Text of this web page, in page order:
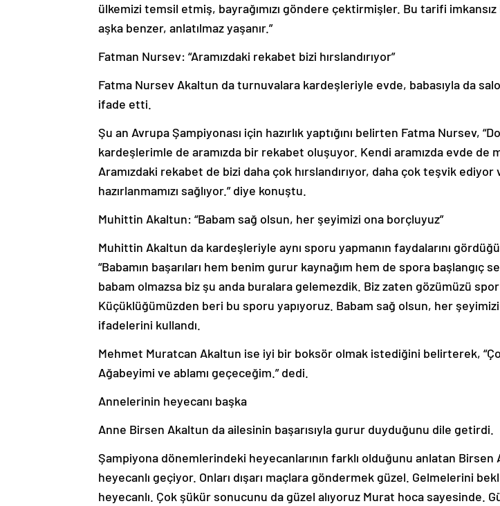
ülkemizi temsil etmiş, bayrağımızı göndere çektirmişler. Bu tarifi
aşka benzer, anlatılmaz yaşanır.”
Fatman Nursev: “Aramızdaki rekabet bizi hırslandırıyor”
Fatma Nursev Akaltun da turnuvalara kardeşleriyle evde, babasıyla da
ifade etti.
Şu an Avrupa Şampiyonası için hazırlık yaptığını belirten Fatma Nursev,
kardeşlerimle de aramızda bir rekabet oluşuyor. Kendi aramızda evde de
Aramızdaki rekabet de bizi daha çok hırslandırıyor, daha çok teşvik ediyor
hazırlanmamızı sağlıyor.” diye konuştu.
Muhittin Akaltun: “Babam sağ olsun, her şeyimizi ona borçluyuz”
Muhittin Akaltun da kardeşleriyle aynı sporu yapmanın faydalarını
“Babamın başarıları hem benim gurur kaynağım hem de spora başlangıç
babam olmazsa biz şu anda buralara gelemezdik. Biz zaten gözümüzü
Küçüklüğümüzden beri bu sporu yapıyoruz. Babam sağ olsun, her
ifadelerini kullandı.
Mehmet Muratcan Akaltun ise iyi bir boksör olmak istediğini belirterek,
Ağabeyimi ve ablamı geçeceğim.” dedi.
Annelerinin heyecanı başka
Anne Birsen Akaltun da ailesinin başarısıyla gurur duyduğunu dile getirdi.
Şampiyona dönemlerindeki heyecanlarının farklı olduğunu anlatan Birsen
heyecanlı geçiyor. Onları dışarı maçlara göndermek güzel. Gelmelerini
heyecanlı. Çok şükür sonucunu da güzel alıyoruz Murat hoca sayesinde.